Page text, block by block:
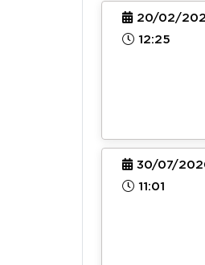
20/02/
12:25
30/07/
11:01